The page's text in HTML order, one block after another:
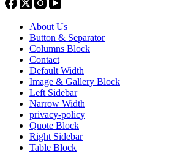
About Us
Button & Separator
Columns Block
Contact
Default Width
Image & Gallery Block
Left Sidebar
Narrow Width
privacy-policy
Quote Block
Right Sidebar
Table Block